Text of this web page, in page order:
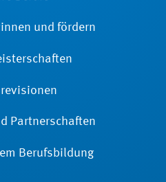
und fördern
Partnerschaften
Berufsbildung